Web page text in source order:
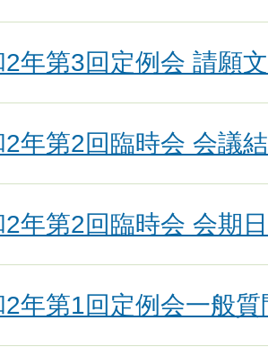
2年第3回定例会 請願
2年第2回臨時会 会議
2年第2回臨時会 会期
2年第1回定例会一般質